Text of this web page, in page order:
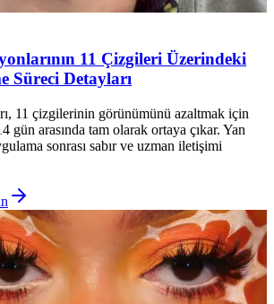
11 Çizgileri Üzerindeki
Süreci Detayları
11 çizgilerinin görünümünü azaltmak için
gün arasında tam olarak ortaya çıkar. Yan
sonrası sabır ve uzman iletişimi